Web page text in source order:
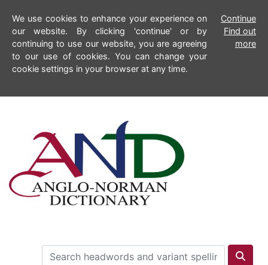
We use cookies to enhance your experience on
our website. By clicking 'continue' or by
continuing to use our website, you are agreeing
to our use of cookies. You can change your
cookie settings in your browser at any time.
Continue
Find out
more